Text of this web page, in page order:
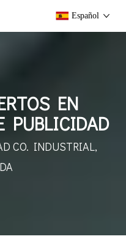
Español
EN
PUBLICIDAD
CO. INDUSTRIAL,